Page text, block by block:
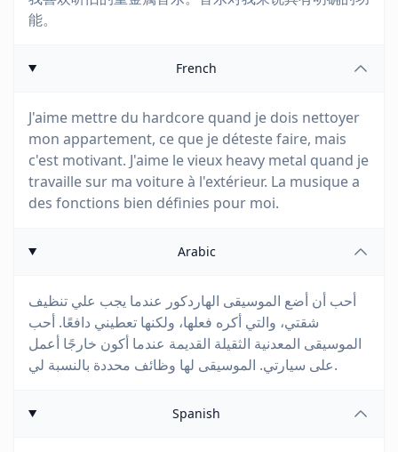
能。
French
J'aime mettre du hardcore quand je dois nettoyer
mon appartement, ce que je déteste faire, mais
c'est motivant. J'aime le vieux heavy metal quand je
travaille sur ma voiture à l'extérieur. La musique a
des fonctions bien définies pour moi.
Arabic
أحب أن أضع الموسيقى الهاردكور عندما يجب علي تنظيف
شقتي، والتي أكره فعلها، ولكنها تعطيني دافعًا. أحب
الموسيقى المعدنية الثقيلة القديمة عندما أكون خارجًا أعمل
على سيارتي. الموسيقى لها وظائف محددة بالنسبة لي.
Spanish